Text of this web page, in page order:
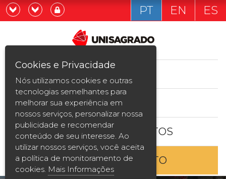
Graduação
Pós-graduação e MBA
Curta Duração
Vestibular
2ª Graduação
Já sou estudande
Quero ser estudante
PT EN ES
ESTUDE AQUI
BOLSAS E DESCONTOS
ENTRE EM CONTATO
Cookies e Privacidade
Nós utilizamos cookies e outras
tecnologias semelhantes para
melhorar sua experiência em
nossos serviços, personalizar nossa
publicidade e recomendar
conteúdo de seu interesse. Ao
utilizar nossos serviços, você aceita
a política de monitoramento de
cookies. Mais Informações